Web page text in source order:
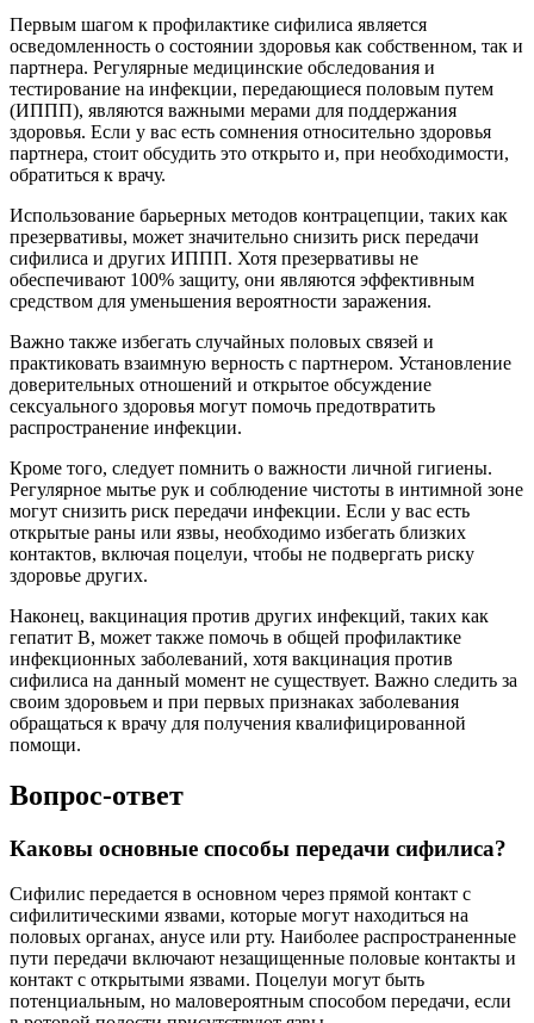
Первым шагом к профилактике сифилиса является
осведомленность о состоянии здоровья как собственном, так и
партнера. Регулярные медицинские обследования и
тестирование на инфекции, передающиеся половым путем
(ИППП), являются важными мерами для поддержания
здоровья. Если у вас есть сомнения относительно здоровья
партнера, стоит обсудить это открыто и, при необходимости,
обратиться к врачу.
Использование барьерных методов контрацепции, таких как
презервативы, может значительно снизить риск передачи
сифилиса и других ИППП. Хотя презервативы не
обеспечивают 100% защиту, они являются эффективным
средством для уменьшения вероятности заражения.
Важно также избегать случайных половых связей и
практиковать взаимную верность с партнером. Установление
доверительных отношений и открытое обсуждение
сексуального здоровья могут помочь предотвратить
распространение инфекции.
Кроме того, следует помнить о важности личной гигиены.
Регулярное мытье рук и соблюдение чистоты в интимной зоне
могут снизить риск передачи инфекции. Если у вас есть
открытые раны или язвы, необходимо избегать близких
контактов, включая поцелуи, чтобы не подвергать риску
здоровье других.
Наконец, вакцинация против других инфекций, таких как
гепатит B, может также помочь в общей профилактике
инфекционных заболеваний, хотя вакцинация против
сифилиса на данный момент не существует. Важно следить за
своим здоровьем и при первых признаках заболевания
обращаться к врачу для получения квалифицированной
помощи.
Вопрос-ответ
Каковы основные способы передачи сифилиса?
Сифилис передается в основном через прямой контакт с
сифилитическими язвами, которые могут находиться на
половых органах, анусе или рту. Наиболее распространенные
пути передачи включают незащищенные половые контакты и
контакт с открытыми язвами. Поцелуи могут быть
потенциальным, но маловероятным способом передачи, если